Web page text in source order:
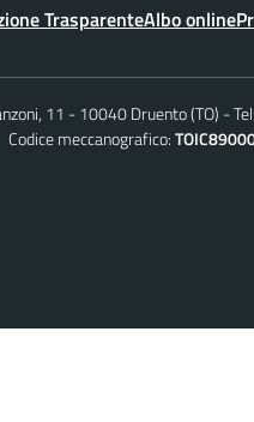
TrasparenteAlbo online
11 - 10040 Druento (TO)
Codice meccanografico: